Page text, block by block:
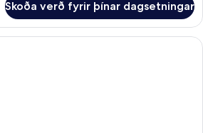
Skoða verð fyrir þínar dagsetningar